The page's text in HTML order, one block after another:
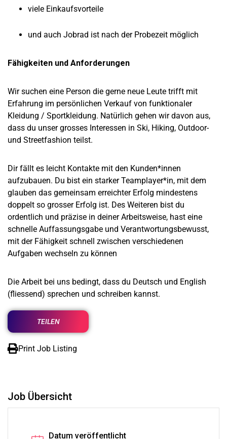
viele Einkaufsvorteile
und auch Jobrad ist nach der Probezeit möglich
Fähigkeiten und Anforderungen
Wir suchen eine Person die gerne neue Leute trifft mit
Erfahrung im persönlichen Verkauf von funktionaler
Kleidung / Sportkleidung. Natürlich gehen wir davon aus,
dass du unser grosses Interessen in Ski, Hiking, Outdoor-
und Streetfashion teilst.
Dir fällt es leicht Kontakte mit den Kunden*innen
aufzubauen. Du bist ein starker Teamplayer*in, mit dem
glauben das gemeinsam erreichter Erfolg mindestens
doppelt so grosser Erfolg ist. Des Weiteren bist du
ordentlich und präzise in deiner Arbeitsweise, hast eine
schnelle Auffassungsgabe und Verantwortungsbewusst,
mit der Fähigkeit schnell zwischen verschiedenen
Aufgaben wechseln zu können
Die Arbeit bei uns bedingt, dass du Deutsch und English
(fliessend) sprechen und schreiben kannst.
TEILEN
Print Job Listing
Job Übersicht
Datum veröffentlicht